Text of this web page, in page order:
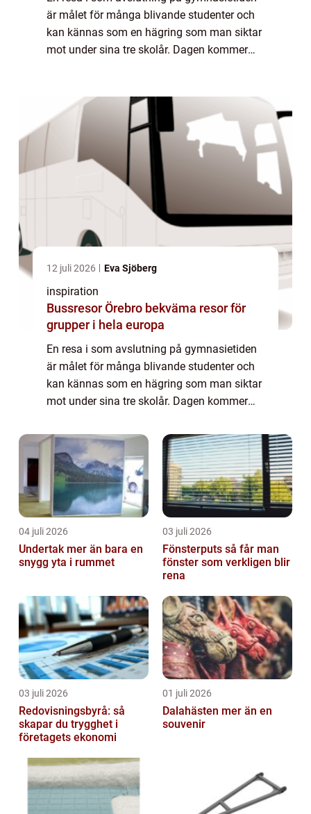
är målet för många blivande studenter och
kan kännas som en hägring som man siktar
mot under sina tre skolår. Dagen kommer
12 juli 2026 Eva Sjöberg
inspiration
Bussresor Örebro bekväma resor för
grupper i hela europa
En resa i som avslutning på gymnasietiden
är målet för många blivande studenter och
kan kännas som en hägring som man siktar
mot under sina tre skolår. Dagen kommer
04 juli 2026
Undertak mer än bara en
snygg yta i rummet
03 juli 2026
Fönsterputs så får man
fönster som verkligen blir
rena
03 juli 2026
Redovisningsbyrå: så
skapar du trygghet i
företagets ekonomi
01 juli 2026
Dalahästen mer än en
souvenir